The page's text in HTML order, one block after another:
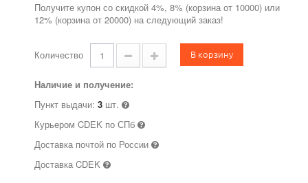
Получите купон со скидкой 4%, 8% (корзина от 10000) или
12% (корзина от 20000) на следующий заказ!
Количество В корзину
Наличие и получение:
Пункт выдачи: 3 шт.
Курьером CDEK по СПб
Доставка почтой по России
Доставка CDEK